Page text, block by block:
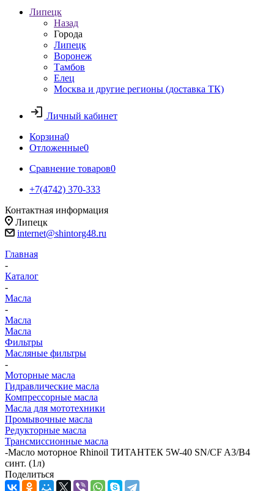
Липецк
Назад
Города
Липецк
Воронеж
Тамбов
Елец
Москва и другие регионы (доставка ТК)
Личный кабинет
Корзина0
Отложенные0
Сравнение товаров0
+7(4742) 370-333
Контактная информация
Липецк
internet@shintorg48.ru
Главная
-
Каталог
-
Масла
-
Масла
Масла
Фильтры
Масляные фильтры
-
Моторные масла
Гидравлические масла
Компрессорные масла
Масла для мототехники
Промывочные масла
Редукторные масла
Трансмиссионные масла
-Масло моторное Rhinoil ТИТАНТЕК 5W-40 SN/CF A3/B4
синт. (1л)
Поделиться